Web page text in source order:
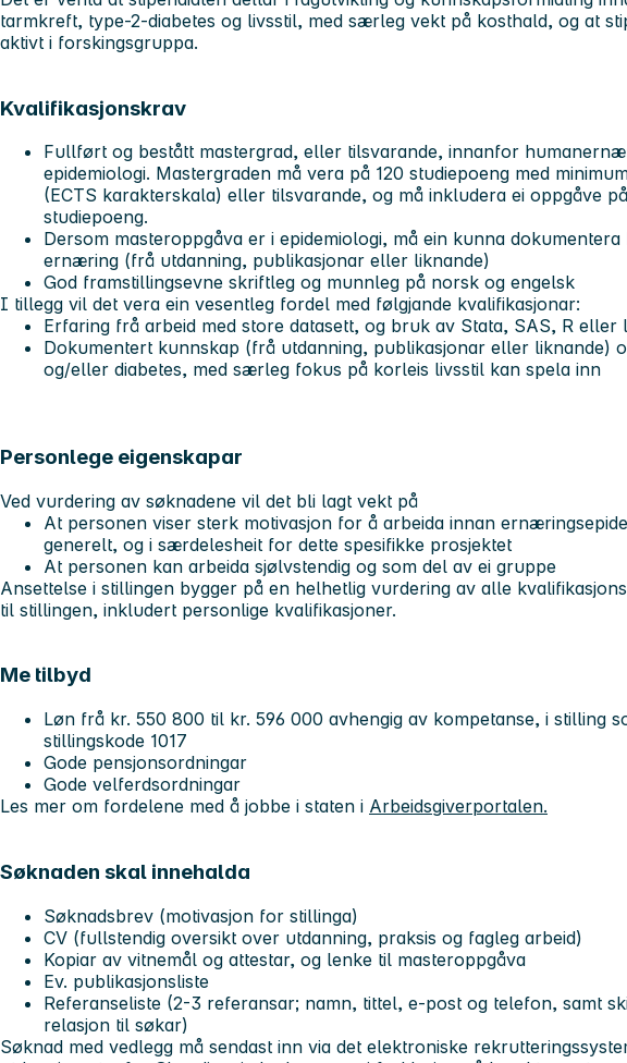
tarmkreft, type-2-diabetes og livsstil, med særleg vekt på kosthald, og at
aktivt i forskingsgruppa.
Kvalifikasjonskrav
Fullført og bestått mastergrad, eller tilsvarande, innanfor
epidemiologi. Mastergraden må vera på 120 studiepoeng med
(ECTS karakterskala) eller tilsvarande, og må inkludera ei oppgåve
studiepoeng.
Dersom masteroppgåva er i epidemiologi, må ein kunna
ernæring (frå utdanning, publikasjonar eller liknande)
God framstillingsevne skriftleg og munnleg på norsk og engelsk
I tillegg vil det vera ein vesentleg fordel med følgjande kvalifikasjonar:
Erfaring frå arbeid med store datasett, og bruk av Stata, SAS, R eller
Dokumentert kunnskap (frå utdanning, publikasjonar eller liknande)
og/eller diabetes, med særleg fokus på korleis livsstil kan spela inn
Personlege eigenskapar
Ved vurdering av søknadene vil det bli lagt vekt på
At personen viser sterk motivasjon for å arbeida innan
generelt, og i særdelesheit for dette spesifikke prosjektet
At personen kan arbeida sjølvstendig og som del av ei gruppe
Ansettelse i stillingen bygger på en helhetlig vurdering av alle
til stillingen, inkludert personlige kvalifikasjoner.
Me tilbyd
Løn frå kr. 550 800 til kr. 596 000 avhengig av kompetanse, i stilling
stillingskode 1017
Gode pensjonsordningar
Gode velferdsordningar
Les mer om fordelene med å jobbe i staten i Arbeidsgiverportalen.
Søknaden skal innehalda
Søknadsbrev (motivasjon for stillinga)
CV (fullstendig oversikt over utdanning, praksis og fagleg arbeid)
Kopiar av vitnemål og attestar, og lenke til masteroppgåva
Ev. publikasjonsliste
Referanseliste (2-3 referansar; namn, tittel, e-post og telefon, samt
relasjon til søkar)
Søknad med vedlegg må sendast inn via det elektroniske